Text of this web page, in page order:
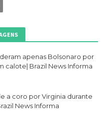
apenas Bolsonaro por
calote| Brazil News Informa
a coro por Virginia durante
News Informa